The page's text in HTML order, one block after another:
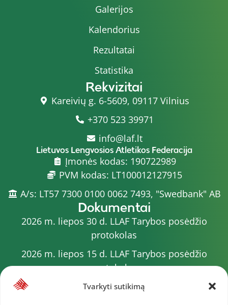
Tvarkyti sutikimą
Galerijos
Kalendorius
Rezultatai
Statistika
Rekvizitai
Kareivių g. 6-5609, 09117 Vilnius
+370 523 39971
info@laf.lt
Lietuvos Lengvosios Atletikos Federacija
Įmonės kodas: 190722989
PVM kodas: LT100012127915
A/s: LT57 7300 0100 0062 7493, "Swedbank" AB
Dokumentai
2026 m. liepos 30 d. LLAF Tarybos posėdžio
protokolas
2026 m. liepos 15 d. LLAF Tarybos posėdžio
protokolas
2026 m. liepos 20 d. LLAF VK posėdžio protokolas